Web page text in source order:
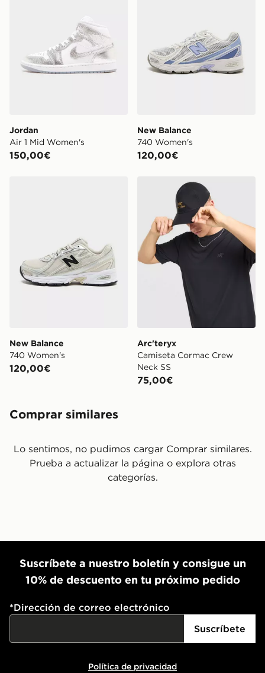
Jordan
Air 1 Mid Women's
150,00€
New Balance
740 Women's
120,00€
New Balance
740 Women's
120,00€
Arc'teryx Camiseta
Arc'teryx
Camiseta Cormac Crew
Neck SS
75,00€
Comprar similares
Lo sentimos, no pudimos cargar Comprar similares.
Prueba a actualizar la página o explora otras
categorías.
Suscríbete a nuestro boletín y consigue un
10% de descuento en tu próximo pedido
*Dirección de correo electrónico
Suscríbete
Política de privacidad